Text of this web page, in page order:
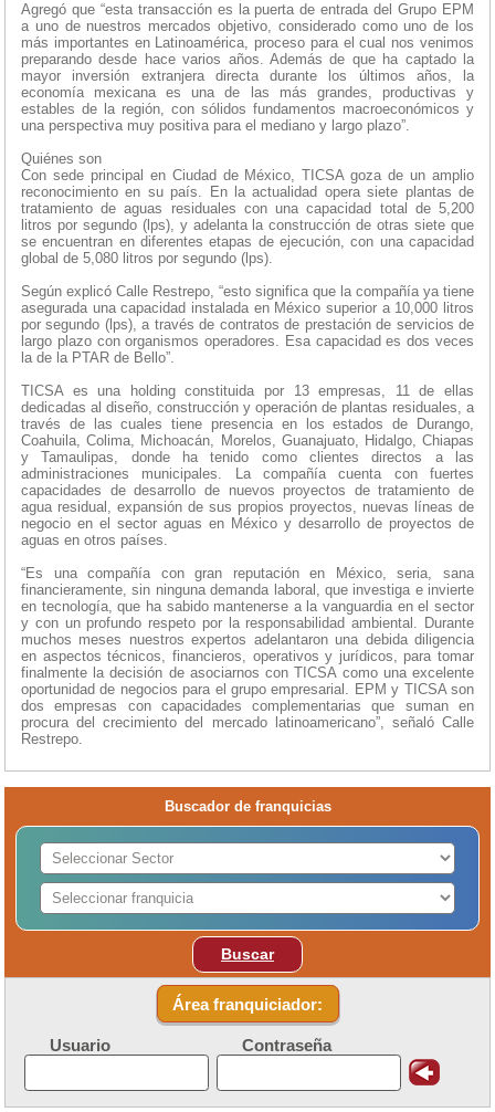
Agregó que “esta transacción es la puerta de entrada del Grupo EPM
a uno de nuestros mercados objetivo, considerado como uno de los
más importantes en Latinoamérica, proceso para el cual nos venimos
preparando desde hace varios años. Además de que ha captado la
mayor inversión extranjera directa durante los últimos años, la
economía mexicana es una de las más grandes, productivas y
estables de la región, con sólidos fundamentos macroeconómicos y
una perspectiva muy positiva para el mediano y largo plazo”.
Quiénes son
Con sede principal en Ciudad de México, TICSA goza de un amplio
reconocimiento en su país. En la actualidad opera siete plantas de
tratamiento de aguas residuales con una capacidad total de 5,200
litros por segundo (lps), y adelanta la construcción de otras siete que
se encuentran en diferentes etapas de ejecución, con una capacidad
global de 5,080 litros por segundo (lps).
Según explicó Calle Restrepo, “esto significa que la compañía ya tiene
asegurada una capacidad instalada en México superior a 10,000 litros
por segundo (lps), a través de contratos de prestación de servicios de
largo plazo con organismos operadores. Esa capacidad es dos veces
la de la PTAR de Bello”.
TICSA es una holding constituida por 13 empresas, 11 de ellas
dedicadas al diseño, construcción y operación de plantas residuales, a
través de las cuales tiene presencia en los estados de Durango,
Coahuila, Colima, Michoacán, Morelos, Guanajuato, Hidalgo, Chiapas
y Tamaulipas, donde ha tenido como clientes directos a las
administraciones municipales. La compañía cuenta con fuertes
capacidades de desarrollo de nuevos proyectos de tratamiento de
agua residual, expansión de sus propios proyectos, nuevas líneas de
negocio en el sector aguas en México y desarrollo de proyectos de
aguas en otros países.
“Es una compañía con gran reputación en México, seria, sana
financieramente, sin ninguna demanda laboral, que investiga e invierte
en tecnología, que ha sabido mantenerse a la vanguardia en el sector
y con un profundo respeto por la responsabilidad ambiental. Durante
muchos meses nuestros expertos adelantaron una debida diligencia
en aspectos técnicos, financieros, operativos y jurídicos, para tomar
finalmente la decisión de asociarnos con TICSA como una excelente
oportunidad de negocios para el grupo empresarial. EPM y TICSA son
dos empresas con capacidades complementarias que suman en
procura del crecimiento del mercado latinoamericano”, señaló Calle
Restrepo.
Buscador de franquicias
Buscar
Área franquiciador:
Usuario Contraseña